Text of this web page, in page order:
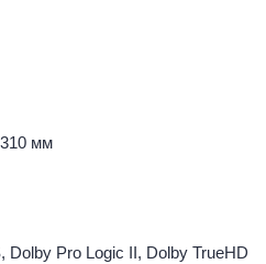
мм
Pro Logic II, Dolby TrueHD